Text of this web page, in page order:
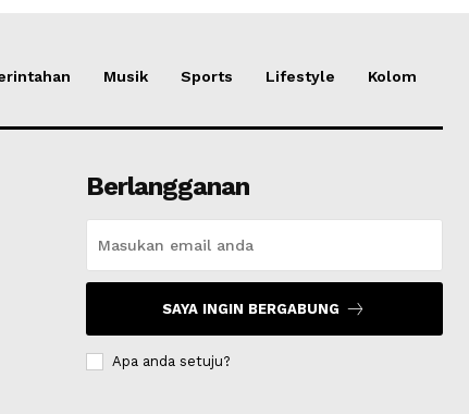
Musik Sports Lifestyle Kolom
Berlangganan
SAYA INGIN BERGABUNG
Apa anda setuju?